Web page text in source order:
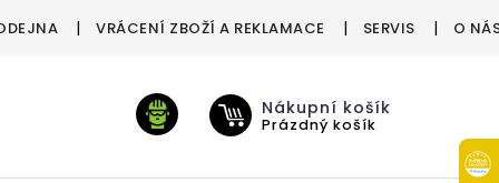
VRÁCENÍ ZBOŽÍ A REKLAMACE SERVIS O
Nákupní košík
Prázdný košík